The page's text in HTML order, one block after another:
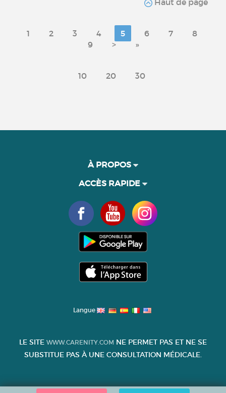
Haut de page
1 2 3 4 5 6 7
8
9
> »
10 20 30
À PROPOS
ACCÈS RAPIDE
Langue
LE SITE WWW.CARENITY.COM NE PERMET PAS ET NE SE
SUBSTITUE PAS À UNE CONSULTATION MÉDICALE.